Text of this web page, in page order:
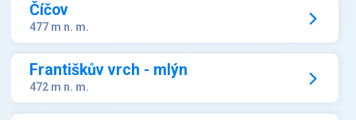
Číčov
477 m n. m.
Františkův vrch - mlýn
472 m n. m.